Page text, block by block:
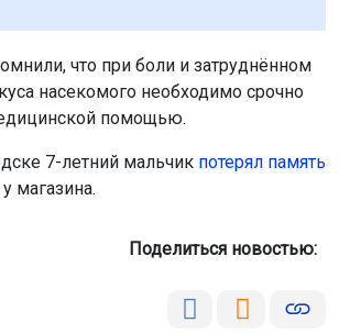
что при боли и затруднённом
насекомого необходимо срочно
помощью.
7-летний мальчик потерял память
магазина.
Поделиться новостью: